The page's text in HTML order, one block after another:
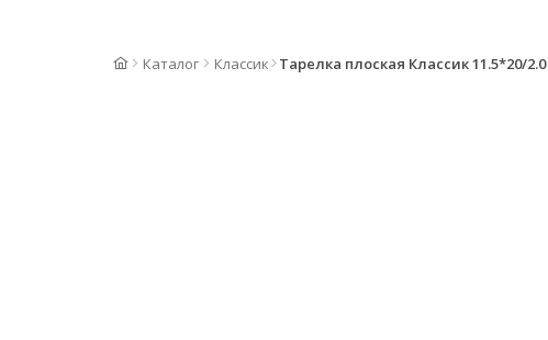
Каталог Классик Тарелка плоская Классик 11.5*20/2.0